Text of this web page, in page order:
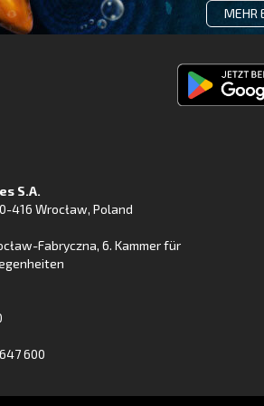
MEHR
S.A.
416 Wrocław, Poland
Fabryczna, 6. Kammer für
600